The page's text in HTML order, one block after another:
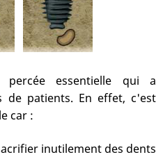
percée essentielle qui a
de patients. En effet, c'est
car :
inutilement des dents